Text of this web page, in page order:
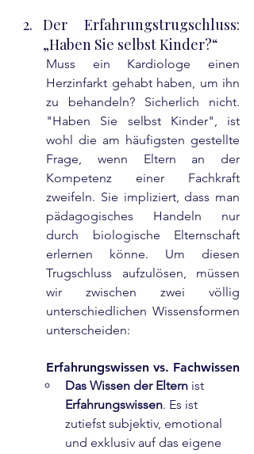
Der Erfahrungstrugschluss:
„Haben Sie selbst Kinder?“
Muss ein Kardiologe einen
Herzinfarkt gehabt haben, um ihn
zu behandeln? Sicherlich nicht.
"Haben Sie selbst Kinder", ist
wohl die am häufigsten gestellte
Frage, wenn Eltern an der
Kompetenz einer Fachkraft
zweifeln. Sie impliziert, dass man
pädagogisches Handeln nur
durch biologische Elternschaft
erlernen könne. Um diesen
Trugschluss aufzulösen, müssen
wir zwischen zwei völlig
unterschiedlichen Wissensformen
unterscheiden:
Erfahrungswissen vs. Fachwissen
Das Wissen der Eltern ist
Erfahrungswissen. Es ist
zutiefst subjektiv, emotional
und exklusiv auf das eigene